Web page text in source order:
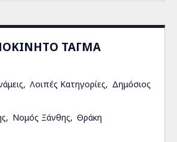
ΤΑΓΜΑ
Λοιπές Κατηγορίες
Δημόσιος
Νομός Ξάνθης Θράκη